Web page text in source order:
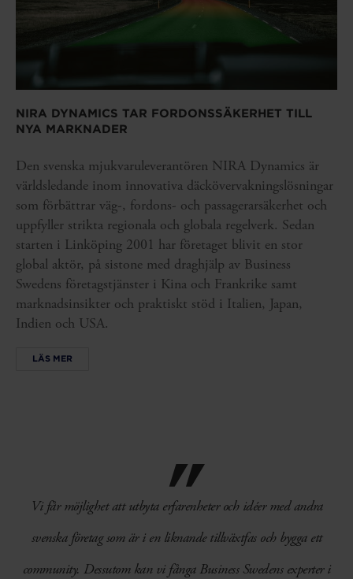
NIRA DYNAMICS TAR FORDONSSÄKERHET TILL
NYA MARKNADER
Den svenska mjukvaruleverantören NIRA Dynamics är
världsledande inom innovativa däckövervakningslösningar
som förbättrar väg-, fordons- och passagerarsäkerhet och
uppfyller strikta regionala och globala regelverk. Sedan
starten i Linköping 2001 har företaget blivit en stor
global aktör, på sistone med draghjälp av Business
Swedens företagstjänster i Kina och Frankrike samt
marknadsinsikter och praktiskt stöd i Italien, Japan,
Indien och USA.
LÄS MER
Vi får möjlighet att utbyta erfarenheter och idéer med andra
svenska företag som är i en liknande tillväxtfas och bygga ett
community. Dessutom kan vi fånga Business Swedens experter i